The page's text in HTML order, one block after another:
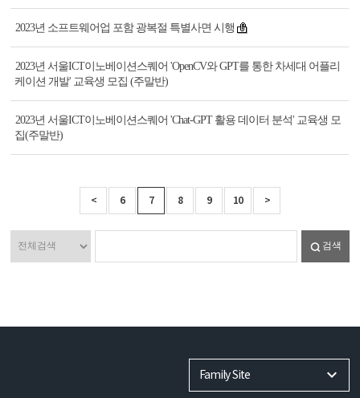
2023년 소프트웨어업 포함 광복절 특별사면 시행
2023년 서울ICT이노베이션스퀘어 'OpenCV와 GPT를 통한 차세대 어플리
케이션 개발' 교육생 모집 (주말반)
2023년 서울ICT이노베이션스퀘어 'Chat-GPT 활용 데이터 분석' 교육생 모
집(주말반)
< 6 7 8 9 10 >
검색
Family Site